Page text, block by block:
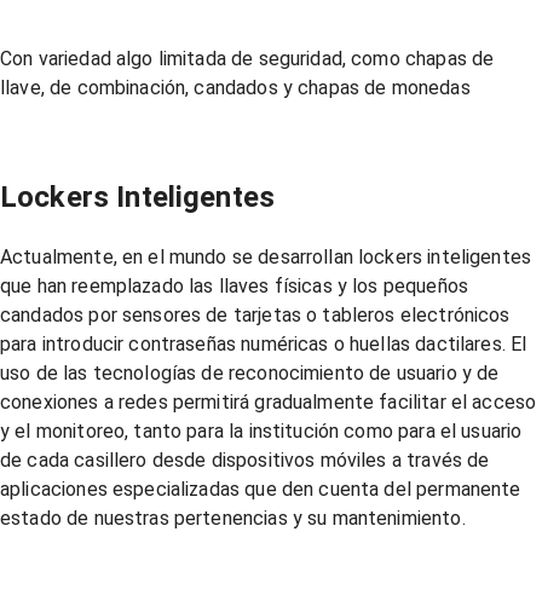
Con variedad algo limitada de seguridad, como chapas de
llave, de combinación, candados y chapas de monedas
Lockers Inteligentes
Actualmente, en el mundo se desarrollan lockers inteligentes
que han reemplazado las llaves físicas y los pequeños
candados por sensores de tarjetas o tableros electrónicos
para introducir contraseñas numéricas o huellas dactilares. El
uso de las tecnologías de reconocimiento de usuario y de
conexiones a redes permitirá gradualmente facilitar el acceso
y el monitoreo, tanto para la institución como para el usuario
de cada casillero desde dispositivos móviles a través de
aplicaciones especializadas que den cuenta del permanente
estado de nuestras pertenencias y su mantenimiento.